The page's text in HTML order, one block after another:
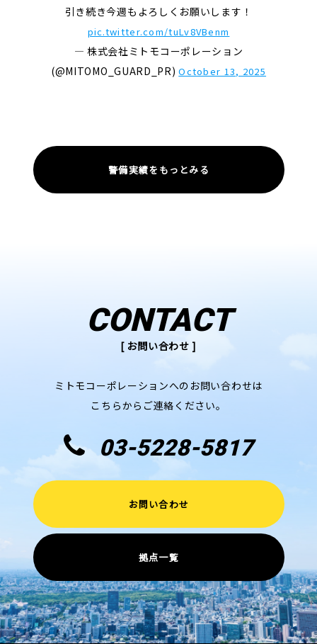
引き続き今週もよろしくお願いします！
pic.twitter.com/tuLv8VBenm
— 株式会社ミトモコーポレーション
(@MITOMO_GUARD_PR)October 13, 2025
警備実績をもっとみる
CONTACT
[ お問い合わせ ]
ミトモコーポレーションへのお問い合わせは
こちらからご連絡ください。
03-5228-5817
お問い合わせ
拠点一覧